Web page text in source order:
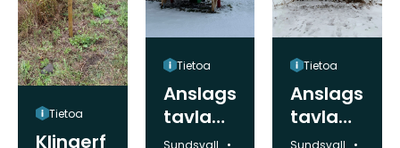
Tietoa
Klingerf
Tietoa
Anslags
tavla
Spikarn
Kunta:
Tietoa
Anslags
tavla
Gimåfo
Kunta: